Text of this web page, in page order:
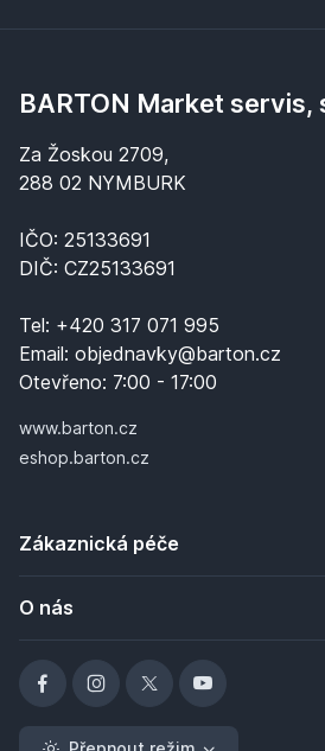
BARTON Market servis,
Za Žoskou 2709,
288 02 NYMBURK
IČO: 25133691
DIČ: CZ25133691
Tel: +420 317 071 995
Email: objednavky@barton.cz
Otevřeno: 7:00 - 17:00
www.barton.cz
eshop.barton.cz
Zákaznická péče
O nás